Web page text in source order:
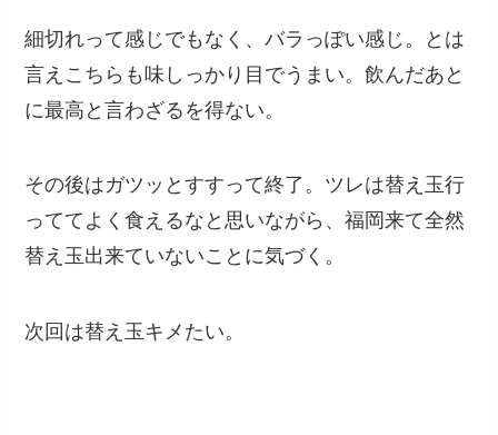
細切れって感じでもなく、バラっぽい感じ。とは
言えこちらも味しっかり目でうまい。飲んだあと
に最高と言わざるを得ない。
その後はガツッとすすって終了。ツレは替え玉行
っててよく食えるなと思いながら、福岡来て全然
替え玉出来ていないことに気づく。
次回は替え玉キメたい。